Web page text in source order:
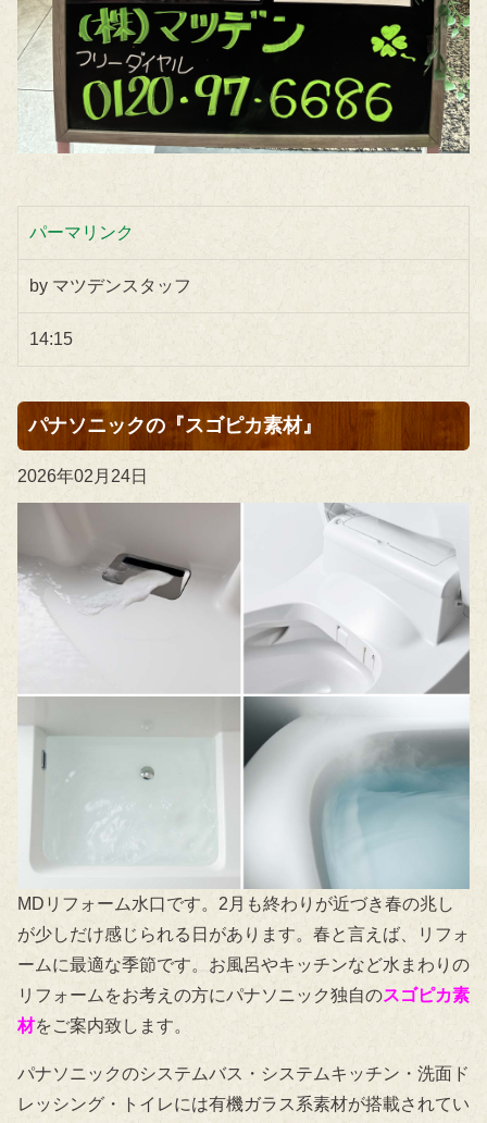
パーマリンク
by マツデンスタッフ
14:15
パナソニックの『スゴピカ素材』
2026年02月24日
MDリフォーム水口です。2月も終わりが近づき春の兆し
が少しだけ感じられる日があります。春と言えば、リフォ
ームに最適な季節です。お風呂やキッチンなど水まわりの
リフォームをお考えの方にパナソニック独自のスゴピカ素
材をご案内致します。
パナソニックのシステムバス・システムキッチン・洗面ド
レッシング・トイレには有機ガラス系素材が搭載されてい